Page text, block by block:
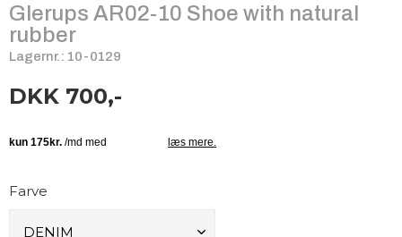
Glerups AR02-10 Shoe with natural
rubber
Lagernr.: 10-0129
DKK 700,-
Farve